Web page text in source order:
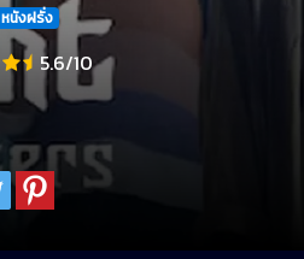
หนังฝรั่ง
5.6/10